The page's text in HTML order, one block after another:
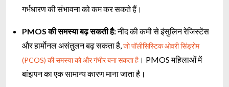
गर्भधारण की संभावना को कम कर सकते हैं।
PMOS की समस्या बढ़ सकती है:नींद की कमी से इंसुलिन रेजिस्टेंस
और हार्मोनल असंतुलन बढ़ सकता है, जो पॉलीसिस्टिक ओवरी सिंड्रोम
(PCOS) की समस्या को और गंभीर बना सकता है । PMOS महिलाओं में
बांझपन का एक सामान्य कारण माना जाता है।